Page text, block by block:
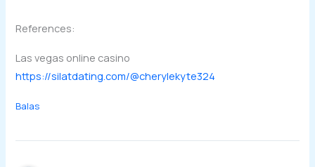
References:
Las vegas online casino
https://silatdating.com/@cherylekyte324
Balas